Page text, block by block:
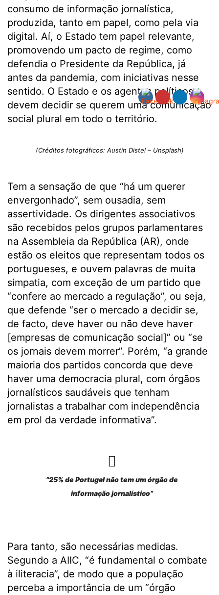
consumo de informação jornalística,
produzida, tanto em papel, como pela via
digital. Aí, o Estado tem papel relevante,
promovendo um pacto de regime, como
defendia o Presidente da República, já
antes da pandemia, com iniciativas nesse
sentido. O Estado e os agentes políticos
devem decidir se querem uma comunicação
social plural em todo o território.
(Créditos fotográficos: Austin Distel – Unsplash)
Tem a sensação de que “há um querer
envergonhado”, sem ousadia, sem
assertividade. Os dirigentes associativos
são recebidos pelos grupos parlamentares
na Assembleia da República (AR), onde
estão os eleitos que representam todos os
portugueses, e ouvem palavras de muita
simpatia, com exceção de um partido que
“confere ao mercado a regulação”, ou seja,
que defende “ser o mercado a decidir se,
de facto, deve haver ou não deve haver
[empresas de comunicação social]” ou “se
os jornais devem morrer”. Porém, “a grande
maioria dos partidos concorda que deve
haver uma democracia plural, com órgãos
jornalísticos saudáveis que tenham
jornalistas a trabalhar com independência
em prol da verdade informativa”.
“25% de Portugal não tem um órgão de
informação jornalístico”
Para tanto, são necessárias medidas.
Segundo a AIIC, “é fundamental o combate
à iliteracia”, de modo que a população
perceba a importância de um “órgão